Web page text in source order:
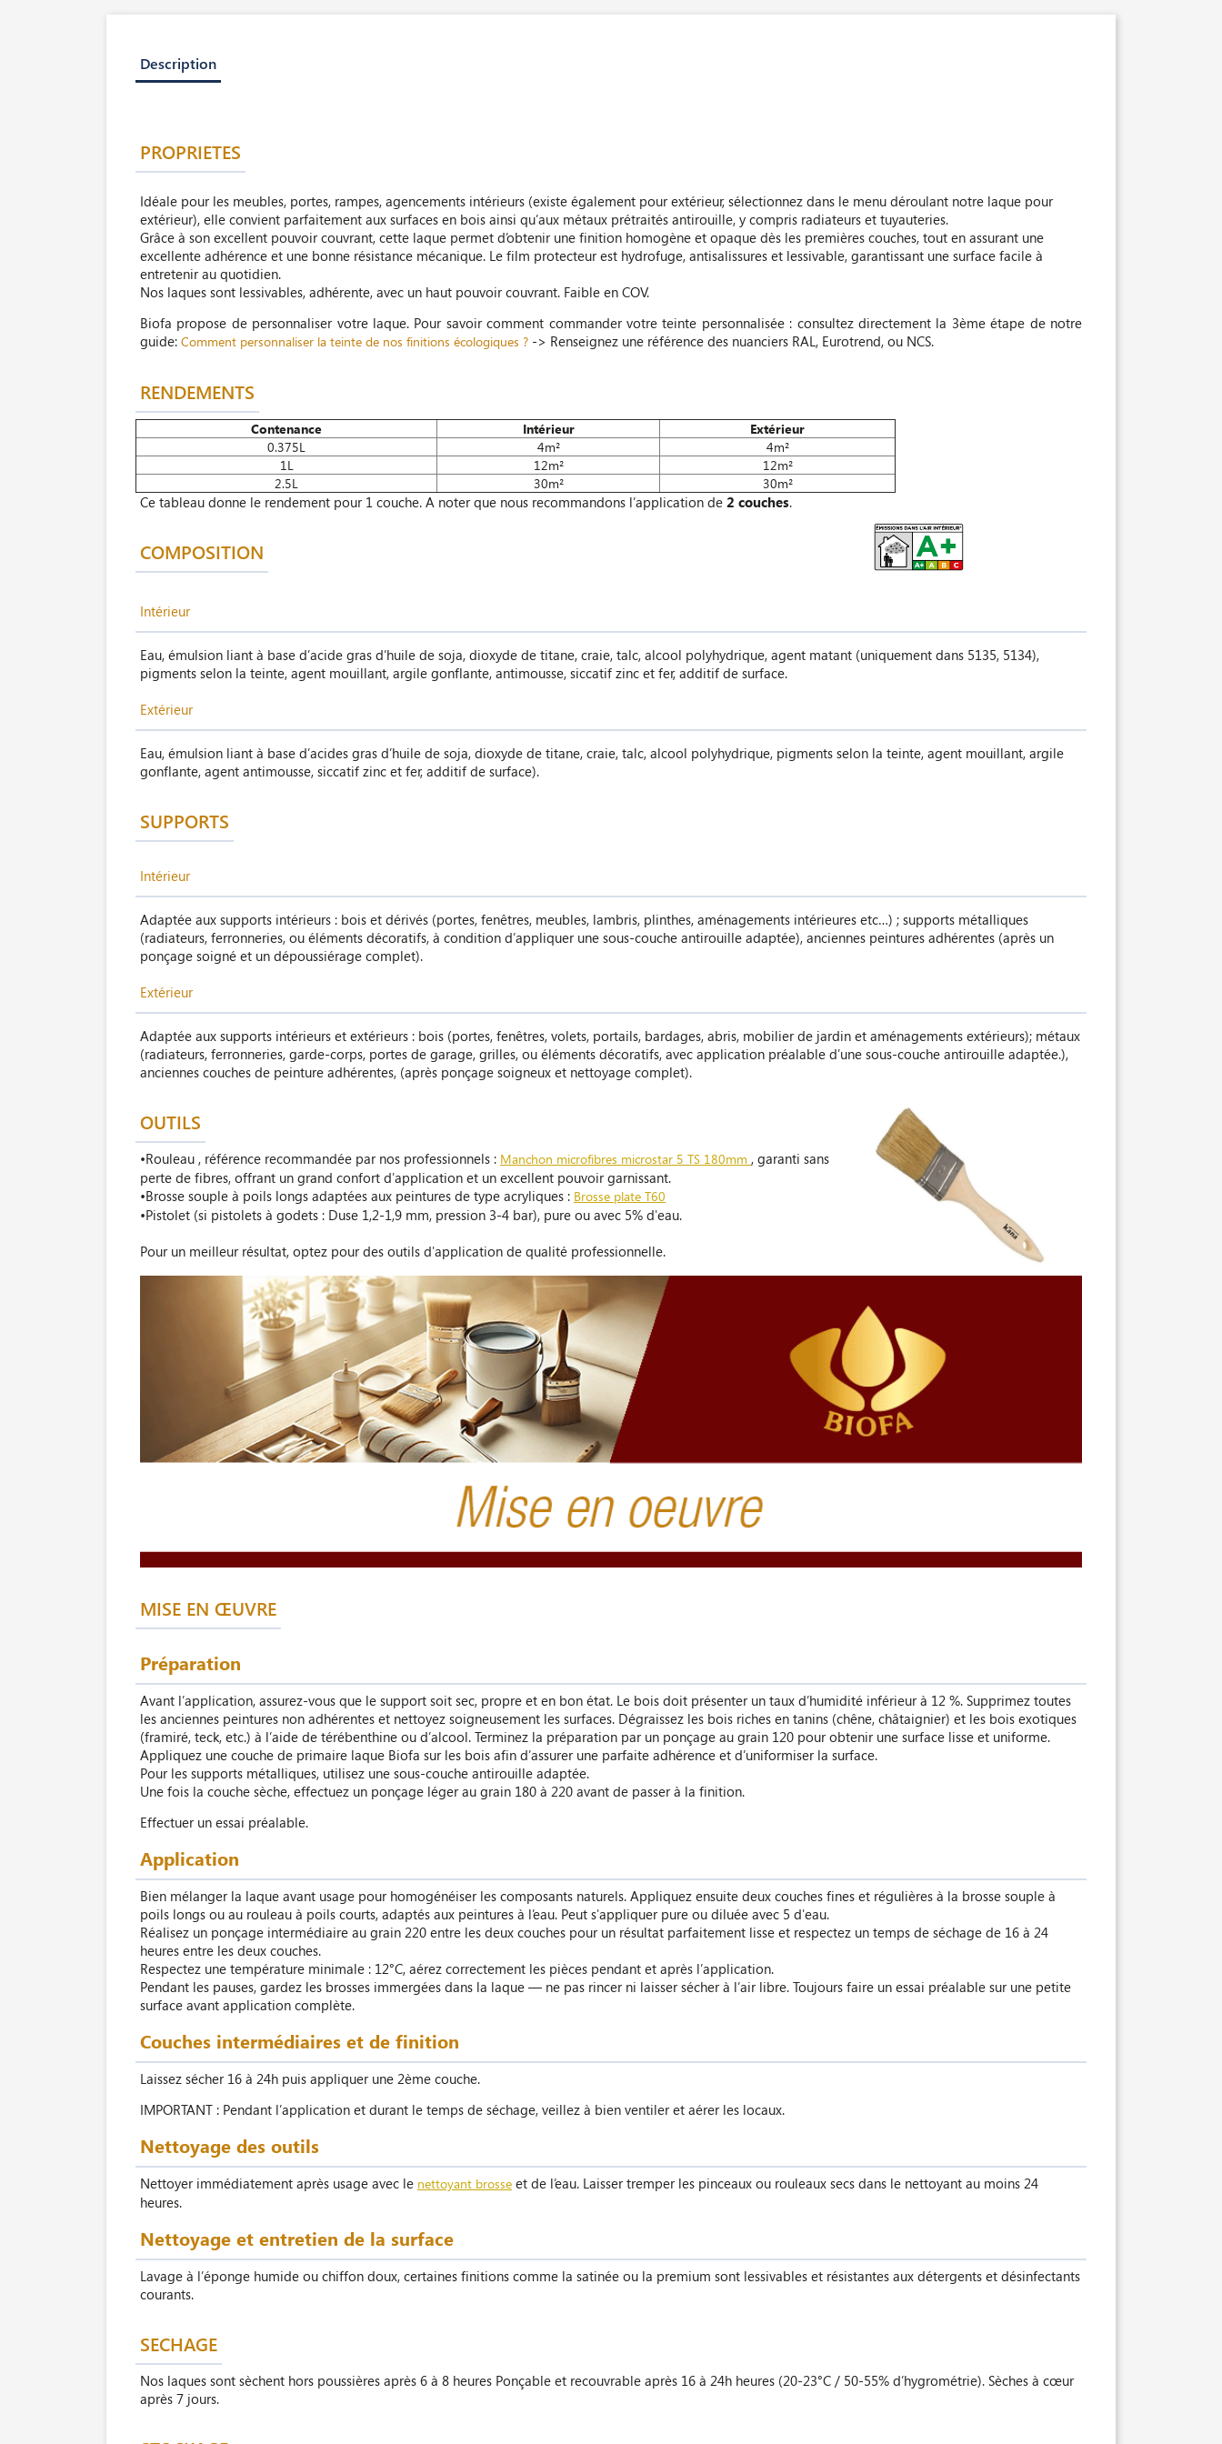
Description
PROPRIETES
Idéale pour les meubles, portes, rampes, agencements intérieurs (existe également pour extérieur, sélectionnez dans le menu déroulant notre laque pour
extérieur), elle convient parfaitement aux surfaces en bois ainsi qu’aux métaux prétraités antirouille, y compris radiateurs et tuyauteries.
Grâce à son excellent pouvoir couvrant, cette laque permet d’obtenir une finition homogène et opaque dès les premières couches, tout en assurant une
excellente adhérence et une bonne résistance mécanique. Le film protecteur est hydrofuge, antisalissures et lessivable, garantissant une surface facile à
entretenir au quotidien.
Nos laques sont lessivables, adhérente, avec un haut pouvoir couvrant. Faible en COV.
Biofa propose de personnaliser votre laque. Pour savoir comment commander votre teinte personnalisée : consultez directement la 3ème étape de notre
guide: Comment personnaliser la teinte de nos finitions écologiques ? -> Renseignez une référence des nuanciers RAL, Eurotrend, ou NCS.
RENDEMENTS
Contenance Intérieur
Extérieur
0.375L
4m²
4m²
1L
12m²
12m²
2.5L
30m² 30m²
Ce tableau donne le rendement pour 1 couche. A noter que nous recommandons l’application de 2 couches.
COMPOSITION
Intérieur
Eau, émulsion liant à base d’acide gras d’huile de soja, dioxyde de titane, craie, talc, alcool polyhydrique, agent matant (uniquement dans 5135, 5134),
pigments selon la teinte, agent mouillant, argile gonflante, antimousse, siccatif zinc et fer, additif de surface.
Extérieur
Eau, émulsion liant à base d’acides gras d’huile de soja, dioxyde de titane, craie, talc, alcool polyhydrique, pigments selon la teinte, agent mouillant, argile
gonflante, agent antimousse, siccatif zinc et fer, additif de surface).
SUPPORTS
Intérieur
Adaptée aux supports intérieurs : bois et dérivés (portes, fenêtres, meubles, lambris, plinthes, aménagements intérieures etc…) ; supports métalliques
(radiateurs, ferronneries, ou éléments décoratifs, à condition d’appliquer une sous-couche antirouille adaptée), anciennes peintures adhérentes (après un
ponçage soigné et un dépoussiérage complet).
Extérieur
Adaptée aux supports intérieurs et extérieurs : bois (portes, fenêtres, volets, portails, bardages, abris, mobilier de jardin et aménagements extérieurs); métaux
(radiateurs, ferronneries, garde-corps, portes de garage, grilles, ou éléments décoratifs, avec application préalable d’une sous-couche antirouille adaptée.),
anciennes couches de peinture adhérentes, (après ponçage soigneux et nettoyage complet).
OUTILS
•Rouleau , référence recommandée par nos professionnels : Manchon microfibres microstar 5 TS 180mm , garanti sans
perte de fibres, offrant un grand confort d'application et un excellent pouvoir garnissant.
•Brosse souple à poils longs adaptées aux peintures de type acryliques : Brosse plate T60
•Pistolet (si pistolets à godets : Duse 1,2-1,9 mm, pression 3-4 bar), pure ou avec 5% d'eau.
Pour un meilleur résultat, optez pour des outils d'application de qualité professionnelle.
MISE EN ŒUVRE
Préparation
Avant l’application, assurez-vous que le support soit sec, propre et en bon état. Le bois doit présenter un taux d’humidité inférieur à 12 %. Supprimez toutes
les anciennes peintures non adhérentes et nettoyez soigneusement les surfaces. Dégraissez les bois riches en tanins (chêne, châtaignier) et les bois exotiques
(framiré, teck, etc.) à l’aide de térébenthine ou d’alcool. Terminez la préparation par un ponçage au grain 120 pour obtenir une surface lisse et uniforme.
Appliquez une couche de primaire laque Biofa sur les bois afin d’assurer une parfaite adhérence et d’uniformiser la surface.
Pour les supports métalliques, utilisez une sous-couche antirouille adaptée.
Une fois la couche sèche, effectuez un ponçage léger au grain 180 à 220 avant de passer à la finition.
Effectuer un essai préalable.
Application
Bien mélanger la laque avant usage pour homogénéiser les composants naturels. Appliquez ensuite deux couches fines et régulières à la brosse souple à
poils longs ou au rouleau à poils courts, adaptés aux peintures à l’eau. Peut s'appliquer pure ou diluée avec 5 d'eau.
Réalisez un ponçage intermédiaire au grain 220 entre les deux couches pour un résultat parfaitement lisse et respectez un temps de séchage de 16 à 24
heures entre les deux couches.
Respectez une température minimale : 12°C, aérez correctement les pièces pendant et après l’application.
Pendant les pauses, gardez les brosses immergées dans la laque — ne pas rincer ni laisser sécher à l’air libre. Toujours faire un essai préalable sur une petite
surface avant application complète.
Couches intermédiaires et de finition
Laissez sécher 16 à 24h puis appliquer une 2ème couche.
IMPORTANT : Pendant l’application et durant le temps de séchage, veillez à bien ventiler et aérer les locaux.
Nettoyage des outils
Nettoyer immédiatement après usage avec le nettoyant brosse et de l’eau. Laisser tremper les pinceaux ou rouleaux secs dans le nettoyant au moins 24
heures.
Nettoyage et entretien de la surface
Lavage à l’éponge humide ou chiffon doux, certaines finitions comme la satinée ou la premium sont lessivables et résistantes aux détergents et désinfectants
courants.
SECHAGE
Nos laques sont sèchent hors poussières après 6 à 8 heures Ponçable et recouvrable après 16 à 24h heures (20-23°C / 50-55% d’hygrométrie). Sèches à cœur
après 7 jours.